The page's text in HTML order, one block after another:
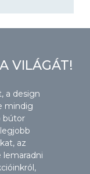
VILÁGÁT!
a design
mindig
bútor
az
lemaradni